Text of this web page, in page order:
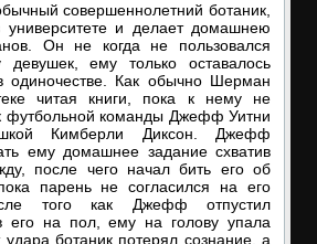
совершеннолетний ботаник,
университете и делает домашнею
Он не когда не пользовался
девушек, ему только оставалось
одиночестве. Как обычно Шерман
читая книги, пока к нему не
футбольной команды Джефф Уитни
Кимберли Диксон. Джефф
ему домашнее задание схватив
после чего начал бить его об
парень не согласился на его
того как Джефф отпустил
его на пол, ему на голову упала
ботаник потерял сознание, а